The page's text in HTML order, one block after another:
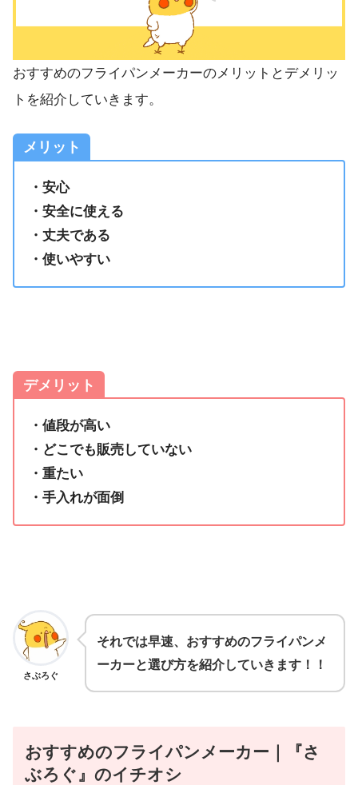
おすすめのフライパンメーカーのメリットとデメリッ
トを紹介していきます。
メリット
・安心
・安全に使える
・丈夫である
・使いやすい
デメリット
・値段が高い
・どこでも販売していない
・重たい
・手入れが面倒
さぶろぐ
それでは早速、おすすめのフライパンメ
ーカーと選び方を紹介していきます！！
おすすめのフライパンメーカー｜『さ
ぶろぐ』のイチオシ